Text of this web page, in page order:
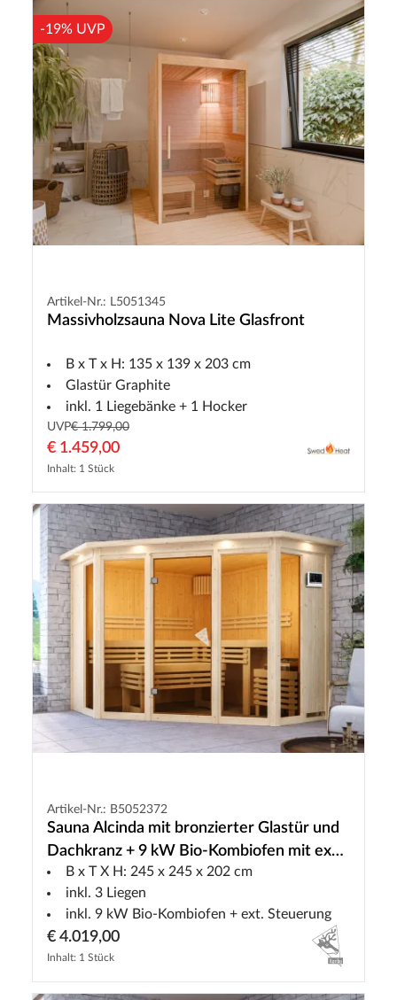
-19% UVP
Artikel-Nr.: L5051345
Massivholzsauna Nova Lite Glasfront
B x T x H: 135 x 139 x 203 cm
Glastür Graphite
inkl. 1 Liegebänke + 1 Hocker
UVP€ 1.799,00
€ 1.459,00
Inhalt: 1 Stück
Artikel-Nr.: B5052372
Sauna Alcinda mit bronzierter Glastür und
Dachkranz + 9 kW Bio-Kombiofen mit ext.
Strg.B x T X H: 245 x 245 x 202 cm
inkl. 3 Liegen
inkl. 9 kW Bio-Kombiofen + ext. Steuerung
€ 4.019,00
Inhalt: 1 Stück